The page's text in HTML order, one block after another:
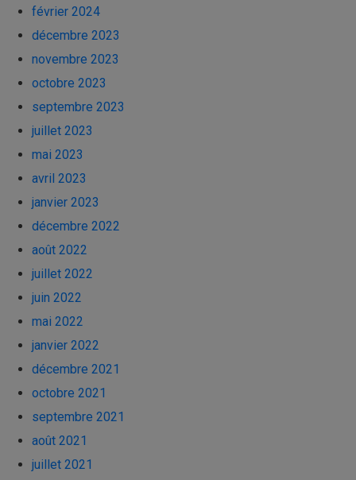
février 2024
décembre 2023
novembre 2023
octobre 2023
septembre 2023
juillet 2023
mai 2023
avril 2023
janvier 2023
décembre 2022
août 2022
juillet 2022
juin 2022
mai 2022
janvier 2022
décembre 2021
octobre 2021
septembre 2021
août 2021
juillet 2021